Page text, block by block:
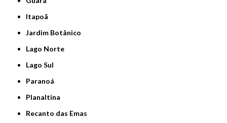
Itapoã
Jardim Botânico
Lago Norte
Lago Sul
Paranoá
Planaltina
Recanto das Emas